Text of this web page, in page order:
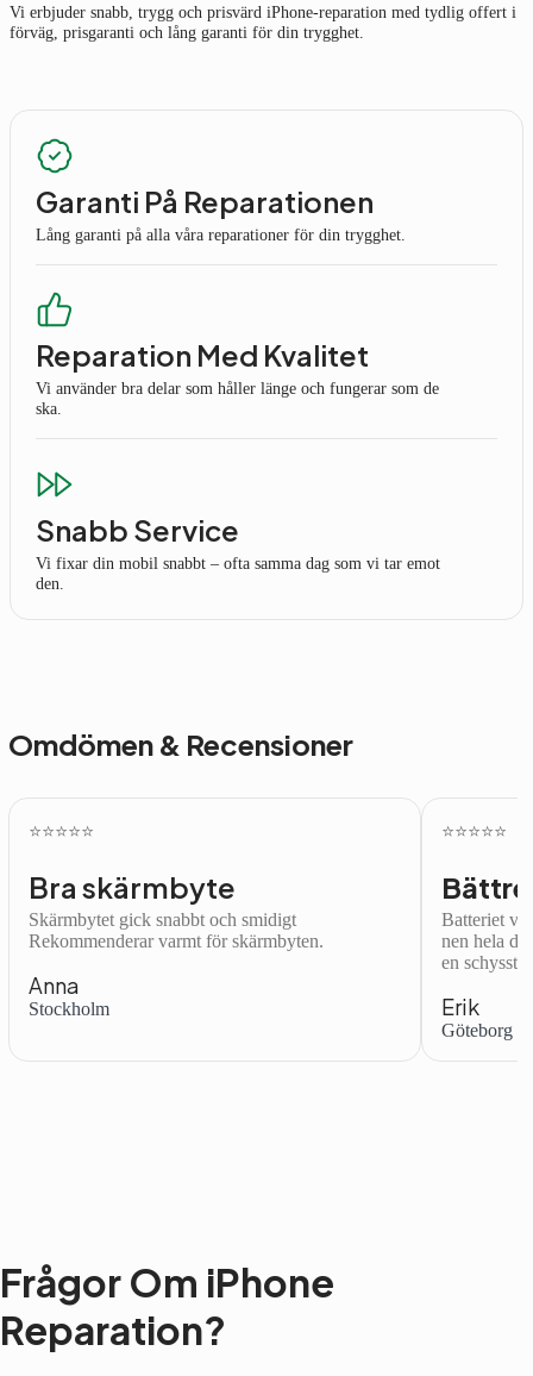
Vi erbjuder snabb, trygg och prisvärd iPhone-reparation med tydlig offert i
förväg, prisgaranti och lång garanti för din trygghet.
Garanti På Reparationen
Lång garanti på alla våra reparationer för din trygghet.
Reparation Med Kvalitet
Vi använder bra delar som håller länge och fungerar som de
ska.
Snabb Service
Vi fixar din mobil snabbt – ofta samma dag som vi tar emot
den.
Omdömen & Recensioner
⭐️⭐️⭐️⭐️⭐️
Bra skärmbyte
Skärmbytet gick snabbt och smidigt
Rekommenderar varmt för skärmbyten.
Anna
Stockholm
⭐️⭐️⭐️⭐️⭐️
Batteriet
nen hela
en schysst.
Erik
Göteborg
Frågor Om iPhone
Reparation?